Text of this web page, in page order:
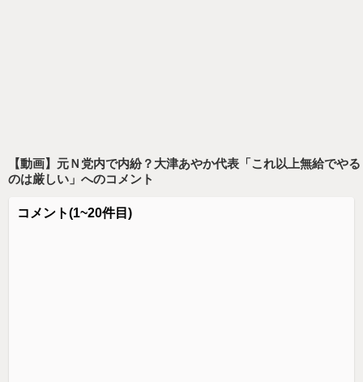
【動画】元Ｎ党内で内紛？大津あやか代表「これ以上無給でやる
のは厳しい」 へのコメント
コメント(1~20件目)